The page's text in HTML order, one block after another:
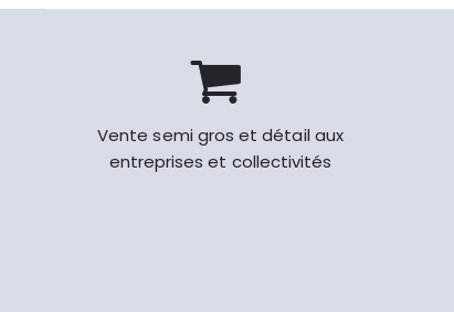
Vente semi gros et détail aux
entreprises et collectivités